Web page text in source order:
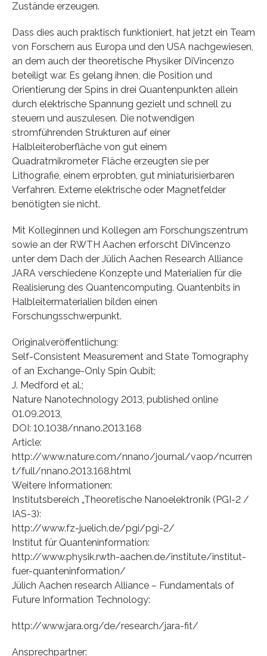
Zustände erzeugen.
Dass dies auch praktisch funktioniert, hat jetzt ein Team
von Forschern aus Europa und den USA nachgewiesen,
an dem auch der theoretische Physiker DiVincenzo
beteiligt war. Es gelang ihnen, die Position und
Orientierung der Spins in drei Quantenpunkten allein
durch elektrische Spannung gezielt und schnell zu
steuern und auszulesen. Die notwendigen
stromführenden Strukturen auf einer
Halbleiteroberfläche von gut einem
Quadratmikrometer Fläche erzeugten sie per
Lithografie, einem erprobten, gut miniaturisierbaren
Verfahren. Externe elektrische oder Magnetfelder
benötigten sie nicht.
Mit Kolleginnen und Kollegen am Forschungszentrum
sowie an der RWTH Aachen erforscht DiVincenzo
unter dem Dach der Jülich Aachen Research Alliance
JARA verschiedene Konzepte und Materialien für die
Realisierung des Quantencomputing. Quantenbits in
Halbleitermaterialien bilden einen
Forschungsschwerpunkt.
Originalveröffentlichung:
Self-Consistent Measurement and State Tomography
of an Exchange-Only Spin Qubit;
J. Medford et al.;
Nature Nanotechnology 2013, published online
01.09.2013,
DOI: 10.1038/nnano.2013.168
Article:
http://www.nature.com/nnano/journal/vaop/ncurren
t/full/nnano.2013.168.html
Weitere Informationen:
Institutsbereich „Theoretische Nanoelektronik (PGI-2 /
IAS-3):
http://www.fz-juelich.de/pgi/pgi-2/
Institut für Quanteninformation:
http://www.physik.rwth-aachen.de/institute/institut-
fuer-quanteninformation/
Jülich Aachen research Alliance – Fundamentals of
Future Information Technology:
http://www.jara.org/de/research/jara-fit/
Ansprechpartner: